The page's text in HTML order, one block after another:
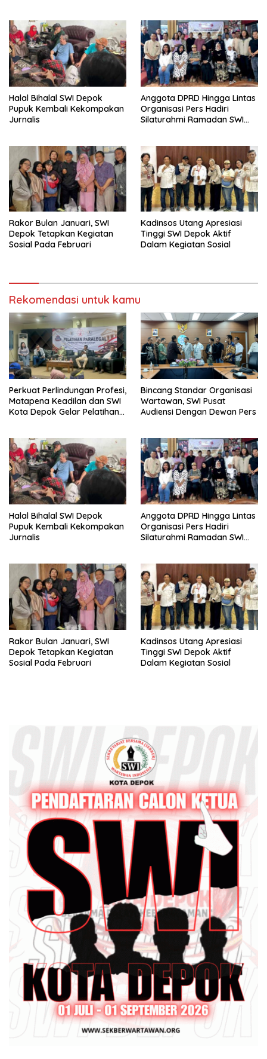
Halal Bihalal SWI Depok
Pupuk Kembali Kekompakan
Jurnalis
Anggota DPRD Hingga Lintas
Organisasi Pers Hadiri
Silaturahmi Ramadan SWI
Rakor Bulan Januari, SWI
Depok Tetapkan Kegiatan
Sosial Pada Februari
Kadinsos Utang Apresiasi
Tinggi SWI Depok Aktif
Dalam Kegiatan Sosial
Rekomendasi untuk kamu
Perkuat Perlindungan Profesi,
Matapena Keadilan dan SWI
Kota Depok Gelar Pelatihan
Bincang Standar Organisasi
Wartawan, SWI Pusat
Audiensi Dengan Dewan Pers
Halal Bihalal SWI Depok
Pupuk Kembali Kekompakan
Jurnalis
Anggota DPRD Hingga Lintas
Organisasi Pers Hadiri
Silaturahmi Ramadan SWI
Rakor Bulan Januari, SWI
Depok Tetapkan Kegiatan
Sosial Pada Februari
Kadinsos Utang Apresiasi
Tinggi SWI Depok Aktif
Dalam Kegiatan Sosial